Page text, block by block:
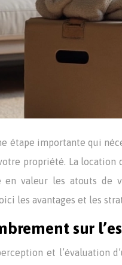
étape importante qui
propriété. La location
valeur les atouts de
les avantages et les
sur
et l’évaluation